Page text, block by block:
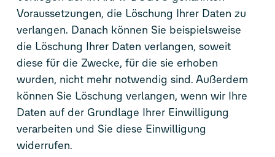
Voraussetzungen, die Löschung Ihrer Daten zu
verlangen. Danach können Sie beispielsweise
die Löschung Ihrer Daten verlangen, soweit
diese für die Zwecke, für die sie erhoben
wurden, nicht mehr notwendig sind. Außerdem
können Sie Löschung verlangen, wenn wir Ihre
Daten auf der Grundlage Ihrer Einwilligung
verarbeiten und Sie diese Einwilligung
widerrufen.